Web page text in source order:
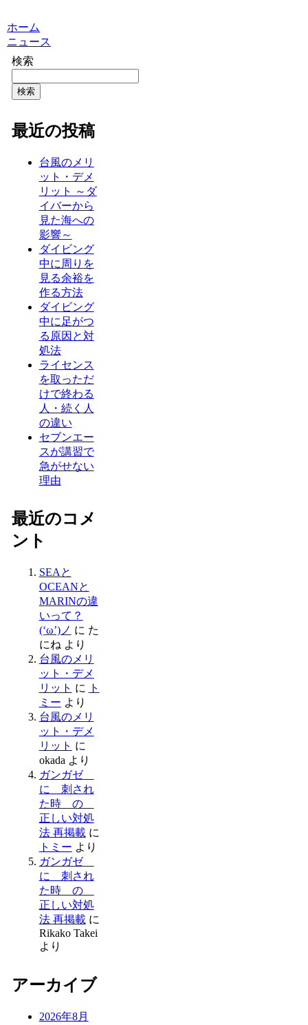
ホーム
ニュース
検索
検索
最近の投稿
台風のメリ
ット・デメ
リット ～ダ
イバーから
見た海への
影響～
ダイビング
中に周りを
見る余裕を
作る方法
ダイビング
中に足がつ
る原因と対
処法
ライセンス
を取っただ
けで終わる
人・続く人
の違い
セブンエー
スが講習で
急がせない
理由
最近のコメ
ント
SEAと
OCEANと
MARINの違
いって？
(‘ω’)ノ に た
にね より
台風のメリ
ット・デメ
リット に
ト
ミー より
台風のメリ
ット・デメ
リット に
okada より
ガンガゼ
に 刺され
た時 の
正しい対処
法 再掲載に
トミー より
ガンガゼ
に 刺され
た時 の
正しい対処
法 再掲載に
Rikako Takei
より
アーカイブ
2026年8月